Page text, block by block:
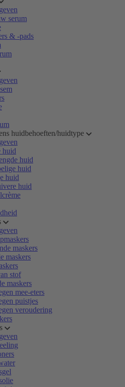
serum
& -pads
huidbehoeften/huidtype
huid
huid
huid
huid
huid
maskers
maskers
stof
maskers
mee-eters
puistjes
veroudering